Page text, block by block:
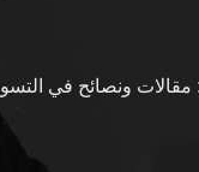
ونصائح في